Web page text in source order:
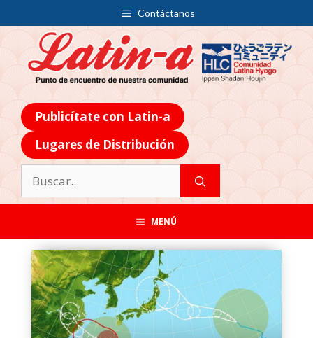
Contáctanos
Publicítate con Latin-a
Lugares de Distribución
MENÚ